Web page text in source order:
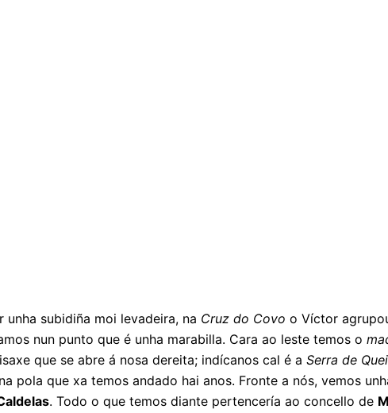
subidiña moi levadeira, na Cruz do Covo o Víctor
nun punto que é unha marabilla. Cara ao leste temos o
que se abre á nosa dereita; indícanos cal é a Serra de
pola que xa temos andado hai anos. Fronte a nós, vemos
. Todo o que temos diante pertencería ao concello de